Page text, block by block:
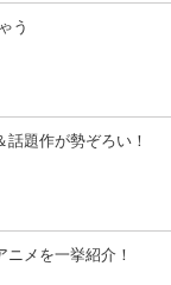
う
題作が勢ぞろい！
ニメを一挙紹介！